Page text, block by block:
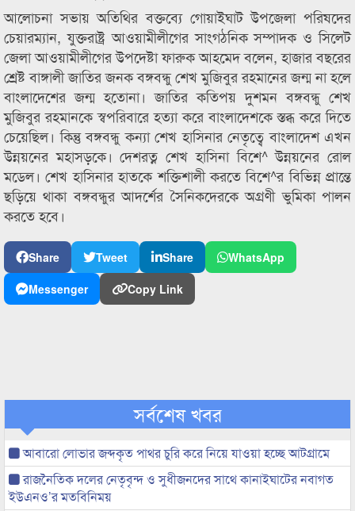
আলোচনা সভায় অতিথির বক্তব্যে গোয়াইঘাট উপজেলা পরিষদের
চেয়ারম্যান, যুক্তরাষ্ট্র আওয়ামীলীগের সাংগঠনিক সম্পাদক ও সিলেট
জেলা আওয়ামীলীগের উপদেষ্টা ফারুক আহমেদ বলেন, হাজার বছরের
শ্রেষ্ট বাঙ্গালী জাতির জনক বঙ্গবন্ধু শেখ মুজিবুর রহমানের জন্ম না হলে
বাংলাদেশের জন্ম হতোনা। জাতির কতিপয় দুশমন বঙ্গবন্ধু শেখ
মুজিবুর রহমানকে স্বপরিবারে হত্যা করে বাংলাদেশকে স্তব্ধ করে দিতে
চেয়েছিল। কিন্তু বঙ্গবন্ধু কন্যা শেখ হাসিনার নেতৃত্বে বাংলাদেশ এখন
উন্নয়নের মহাসড়কে। দেশরত্ন শেখ হাসিনা বিশে^ উন্নয়নের রোল
মডেল। শেখ হাসিনার হাতকে শক্তিশালী করতে বিশে^র বিভিন্ন প্রান্তে
ছড়িয়ে থাকা বঙ্গবন্ধুর আদর্শের সৈনিকদেরকে অগ্রণী ভুমিকা পালন
করতে হবে।
Share Tweet Share
WhatsApp
Messenger
Copy Link
সর্বশেষ খবর
আবারো লোভার জব্দকৃত পাথর চুরি করে নিয়ে যাওয়া হচ্ছে আটগ্রামে
রাজনৈতিক দলের নেতৃবৃন্দ ও সুধীজনদের সাথে কানাইঘাটের নবাগত
ইউএনও’র মতবিনিময়